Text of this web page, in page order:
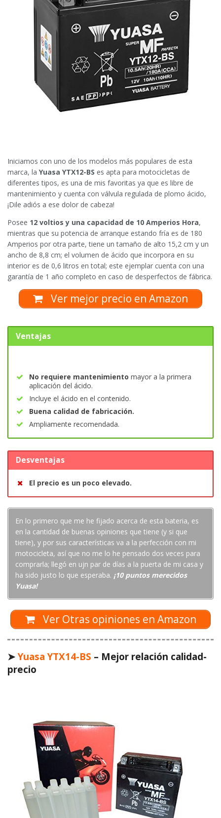
Iniciamos con uno de los modelos más populares de esta
marca, la Yuasa YTX12-BS es apta para motocicletas de
diferentes tipos, es una de mis favoritas ya que es libre de
mantenimiento y cuenta con válvula regulada de plomo ácido,
¡Dile adiós a ese dolor de cabeza!
Posee 12 voltios y una capacidad de 10 Amperios Hora,
mientras que su potencia de arranque estando fría es de 180
Amperios por otra parte, tiene un tamaño de alto 15,2 cm y un
ancho de 8,8 cm; el volumen de ácido que incorpora en su
interior es de 0,6 litros en total; este ejemplar cuenta con una
garantía de 1 año completo en caso de desperfectos de fábrica.
Ver mejor precio en Amazon
Ventajas
No requiere mantenimiento mayor a la primera
aplicación del ácido.
Incluye el ácido en el contenido.
Buena calidad de fabricación.
Ampliamente recomendada.
Desventajas
El precio es un poco elevado.
En lo primero que me he fijado acerca de esta bateria, es
en la cantidad de buenas opiniones que tiene (y si que
tiene), y por sus características va a la perfección con mi
motocicleta, así que no me lo he pensado dos veces para
comprarla; llegó en ujn par de días a la puerta de mi casa y
ha sido justo lo que esperaba. ¡10 puntos merecidos
Yuasa!
Ver Otras opiniones en Amazon
➤Yuasa YTX14-BS – Mejor relación calidad-
precio